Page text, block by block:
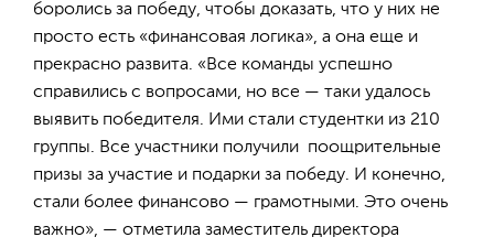
боролись за победу, чтобы доказать, что у них не
просто есть «финансовая логика», а она еще и
прекрасно развита. «Все команды успешно
справились с вопросами, но все — таки удалось
выявить победителя. Ими стали студентки из 210
группы. Все участники получили поощрительные
призы за участие и подарки за победу. И конечно,
стали более финансово — грамотными. Это очень
важно», — отметила заместитель директора